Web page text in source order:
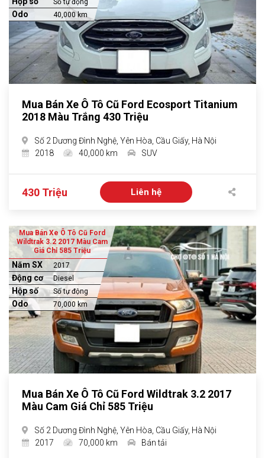
Số tự động
Odo 40,000 km
Mua Bán Xe Ô Tô Cũ Ford Ecosport Titanium
2018 Màu Trắng 430 Triệu
Số 2 Dương Đình Nghệ, Yên Hòa, Cầu Giấy, Hà Nội
2018
40,000 km SUV
430 Triệu Liên hệ
Mua Bán Xe Ô Tô Cũ Ford
Wildtrak 3.2 2017 Màu Cam
Giá Chỉ 585 Triệu
Năm SX 2017
Động cơ Diesel
Hộp số Số tự động
Odo 70,000 km
Mua Bán Xe Ô Tô Cũ Ford Wildtrak 3.2 2017
Màu Cam Giá Chỉ 585 Triệu
Số 2 Dương Đình Nghệ, Yên Hòa, Cầu Giấy, Hà Nội
2017
70,000 km Bán tải